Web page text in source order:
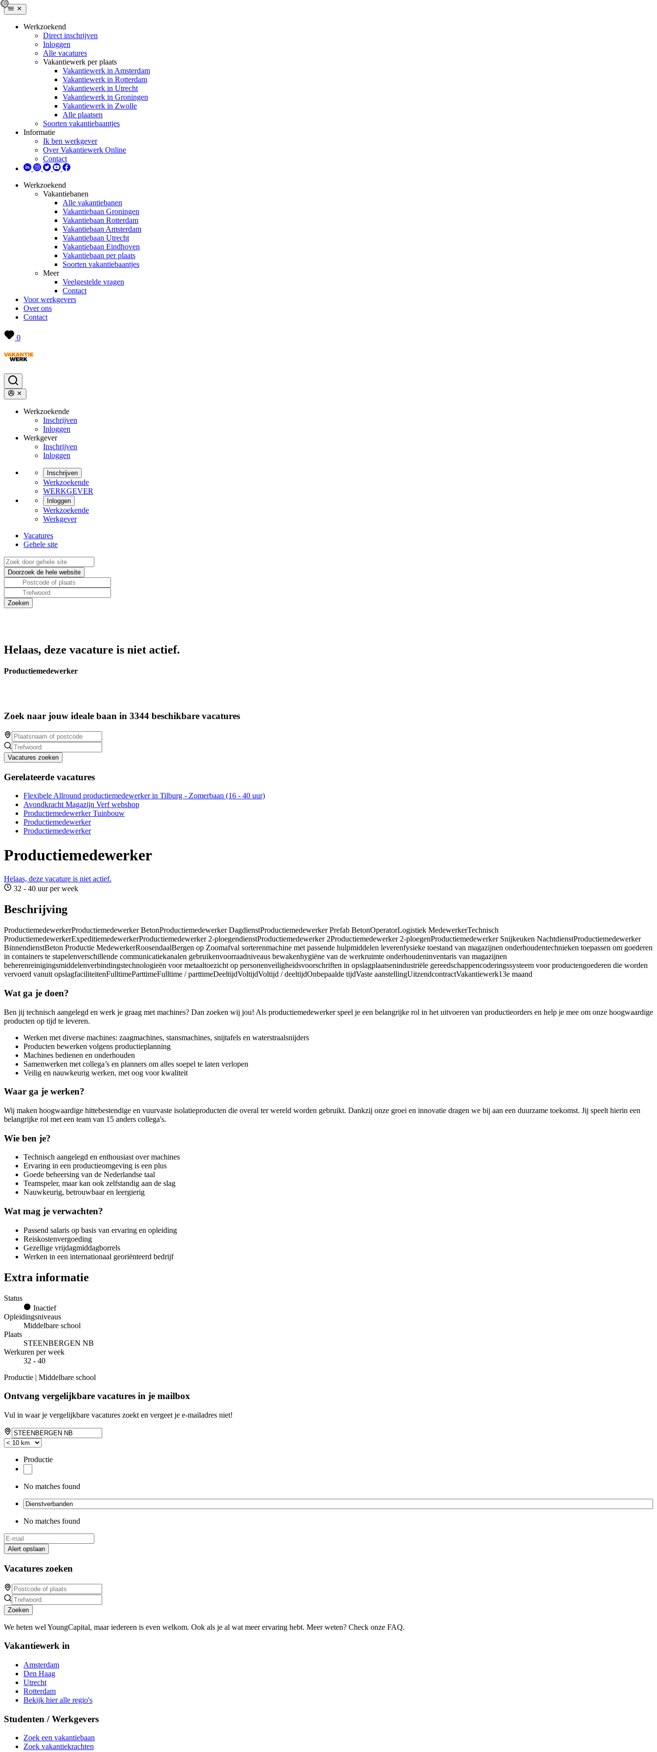
Werkzoekend
Direct inschrijven
Inloggen
Alle vacatures
Vakantiewerk per plaats
Vakantiewerk in Amsterdam
Vakantiewerk in Rotterdam
Vakantiewerk in Utrecht
Vakantiewerk in Groningen
Vakantiewerk in Zwolle
Alle plaatsen
Soorten vakantiebaantjes
Informatie
Ik ben werkgever
Over Vakantiewerk Online
Contact
Werkzoekend
Vakantiebanen
Alle vakantiebanen
Vakantiebaan Groningen
Vakantiebaan Rotterdam
Vakantiebaan Amsterdam
Vakantiebaan Utrecht
Vakantiebaan Eindhoven
Vakantiebaan per plaats
Soorten vakantiebaantjes
Meer
Veelgestelde vragen
Contact
Voor werkgevers
Over ons
Contact
0
Werkzoekende
Inschrijven
Inloggen
Werkgever
Inschrijven
Inloggen
Inschrijven
Werkzoekende
WERKGEVER
Inloggen
Werkzoekende
Werkgever
Vacatures
Gehele site
Helaas, deze vacature is niet actief.
Productiemedewerker
Zoek naar jouw ideale baan in 3344 beschikbare vacatures
Vacatures zoeken
Gerelateerde vacatures
Flexibele Allround productiemedewerker in Tilburg - Zomerbaan (16 - 40 uur)
Avondkracht Magazijn Verf webshop
Productiemedewerker Tuinbouw
Productiemedewerker
Productiemedewerker
Productiemedewerker
Helaas, deze vacature is niet actief.
32 - 40 uur per week
Beschrijving
ProductiemedewerkerProductiemedewerker BetonProductiemedewerker DagdienstProductiemedewerker Prefab BetonOperatorLogistiek MedewerkerTechnisch
ProductiemedewerkerExpeditiemedewerkerProductiemedewerker 2-ploegendienstProductiemedewerker 2Productiemedewerker 2-ploegenProductiemedewerker Snijkeuken NachtdienstProductiemedewerker
BinnendienstBeton Productie MedewerkerRoosendaalBergen op Zoomafval sorterenmachine met passende hulpmiddelen leverenfysieke toestand van magazijnen onderhoudentechnieken toepassen om goederen
in containers te stapelenverschillende communicatiekanalen gebruikenvoorraadniveaus bewakenhygiëne van de werkruimte onderhoudeninventaris van magazijnen
beherenreinigingsmiddelenverbindingstechnologieën voor metaaltoezicht op personenveiligheidsvoorschriften in opslagplaatsenindustriële gereedschappencoderingssysteem voor productengoederen die worden
vervoerd vanuit opslagfaciliteitenFulltimeParttimeFulltime / parttimeDeeltijdVoltijdVoltijd / deeltijdOnbepaalde tijdVaste aanstellingUitzendcontractVakantiewerk13e maand
Wat ga je doen?
Ben jij technisch aangelegd en werk je graag met machines? Dan zoeken wij jou! Als productiemedewerker speel je een belangrijke rol in het uitvoeren van productieorders en help je mee om onze hoogwaardige
producten op tijd te leveren.
Werken met diverse machines: zaagmachines, stansmachines, snijtafels en waterstraalsnijders
Producten bewerken volgens productieplanning
Machines bedienen en onderhouden
Samenwerken met collega’s en planners om alles soepel te laten verlopen
Veilig en nauwkeurig werken, met oog voor kwaliteit
Waar ga je werken?
Wij maken hoogwaardige hittebestendige en vuurvaste isolatieproducten die overal ter wereld worden gebruikt. Dankzij onze groei en innovatie dragen we bij aan een duurzame toekomst. Jij speelt hierin een
belangrijke rol met een team van 15 anders collega's.
Wie ben je?
Technisch aangelegd en enthousiast over machines
Ervaring in een productieomgeving is een plus
Goede beheersing van de Nederlandse taal
Teamspeler, maar kan ook zelfstandig aan de slag
Nauwkeurig, betrouwbaar en leergierig
Wat mag je verwachten?
Passend salaris op basis van ervaring en opleiding
Reiskostenvergoeding
Gezellige vrijdagmiddagborrels
Werken in een internationaal georiënteerd bedrijf
Extra informatie
Status
Inactief
Opleidingsniveaus
Middelbare school
Plaats
STEENBERGEN NB
Werkuren per week
32 - 40
Productie | Middelbare school
Ontvang vergelijkbare vacatures in je mailbox
Vul in waar je vergelijkbare vacatures zoekt en vergeet je e-mailadres niet!
Productie
No matches found
No matches found
Alert opslaan
Vacatures zoeken
Zoeken
We heten wel YoungCapital, maar iedereen is even welkom. Ook als je al wat meer ervaring hebt. Meer weten? Check onze FAQ.
Vakantiewerk in
Amsterdam
Den Haag
Utrecht
Rotterdam
Bekijk hier alle regio's
Studenten / Werkgevers
Zoek een vakantiebaan
Zoek vakantiekrachten